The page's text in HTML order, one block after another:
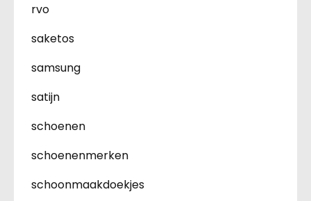
rvo
saketos
samsung
satijn
schoenen
schoenenmerken
schoonmaakdoekjes